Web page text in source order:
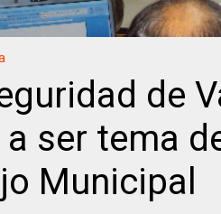
de
ser tema
Municipal